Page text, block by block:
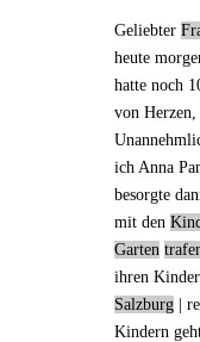
Geliebter
heute
hatte noch
von
ich Anna
besorgte
mit den
Garten
ihren
Salzburg |
Kindern